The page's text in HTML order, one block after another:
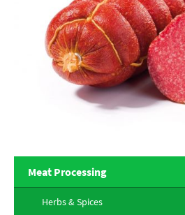
Meat Processing
Herbs & Spices